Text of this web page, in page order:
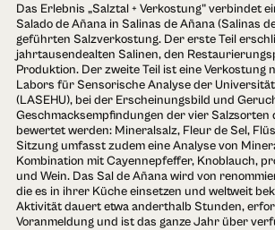
Das Erlebnis „Salztal + Verkostung" verbindet
Salado de Añana in Salinas de Añana (Salinas
geführten Salzverkostung. Der erste Teil
jahrtausendealten Salinen, den
Produktion. Der zweite Teil ist eine Verkostung
Labors für Sensorische Analyse der
(LASEHU), bei der Erscheinungsbild und
Geschmacksempfindungen der vier Salzsorten
bewertet werden: Mineralsalz, Fleur de Sel,
Sitzung umfasst zudem eine Analyse von
Kombination mit Cayennepfeffer, Knoblauch,
und Wein. Das Sal de Añana wird von
die es in ihrer Küche einsetzen und weltweit
Aktivität dauert etwa anderthalb Stunden,
Voranmeldung und ist das ganze Jahr über